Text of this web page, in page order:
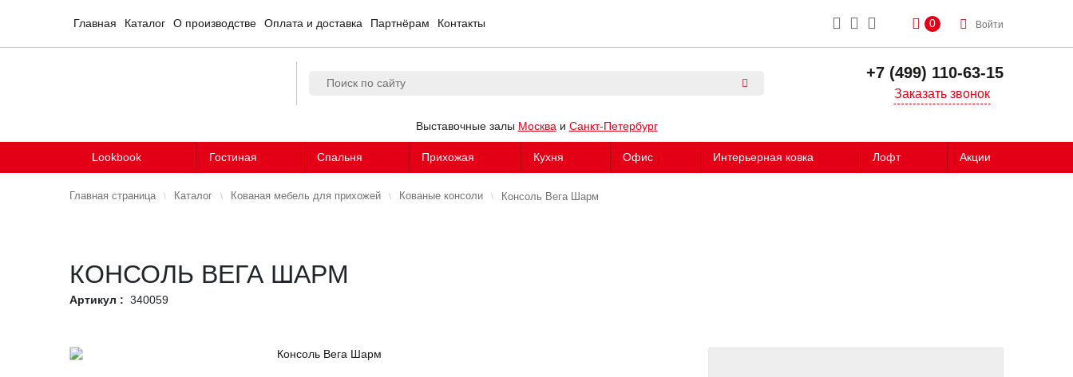
Главная Каталог О производстве Оплата и доставка Партнёрам Контакты 0 Войти
+7 (499) 110-63-15
Заказать звонок
Выставочные залы Москва и Санкт-Петербург
Lookbook Гостиная Спальня Прихожая Кухня Офис Интерьерная ковка Лофт Акции
Главная страница Каталог Кованая мебель для прихожей Кованые консоли Консоль Вега Шарм
КОНСОЛЬ ВЕГА ШАРМ
Артикул : 340059